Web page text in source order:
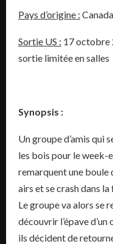
Pays d’origine : Canada
Sortie US : 17 octobre
sortie limitée en salles
Synopsis :
Un groupe d’amis qui
les bois pour le week-
remarquent une boule
airs et se crash dans
Le groupe va alors se
découvrir l’épave
ils décident de